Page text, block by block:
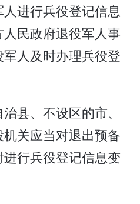
进行兵役登记信息
民政府退役军人事
人及时办理兵役登
县、不设区的市、
关应当对退出预备
行兵役登记信息变